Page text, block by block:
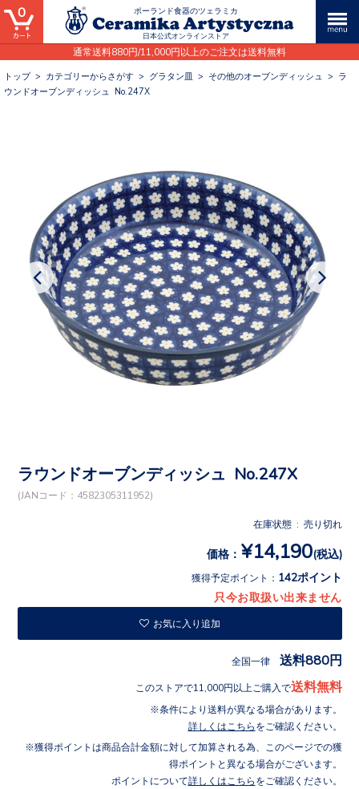
ポーランド食器のツェラミカ
日本公式オンラインストア
通常送料880円/11,000円以上のご注文は送料無料
0
トップ> カテゴリーからさがす > グラタン皿 > その他のオーブンディッシュ > ラ
ウンドオーブンディッシュ No.247X
ラウンドオーブンディッシュ No.247X
(JANコード：4582305311952)
在庫状態 : 売り切れ
価格： ¥14,190(税込)
獲得予定ポイント： 142ポイント
只今お取扱い出来ません
お気に入り追加
全国一律 送料880円
このストアで11,000円以上ご購入で送料無料
条件により送料が異なる場合があります。
詳しくはこちら をご確認ください。
獲得ポイントは商品合計金額に対して加算される為、このページでの獲
得ポイントと異なる場合がございます。
ポイントについて詳しくはこちら をご確認ください。